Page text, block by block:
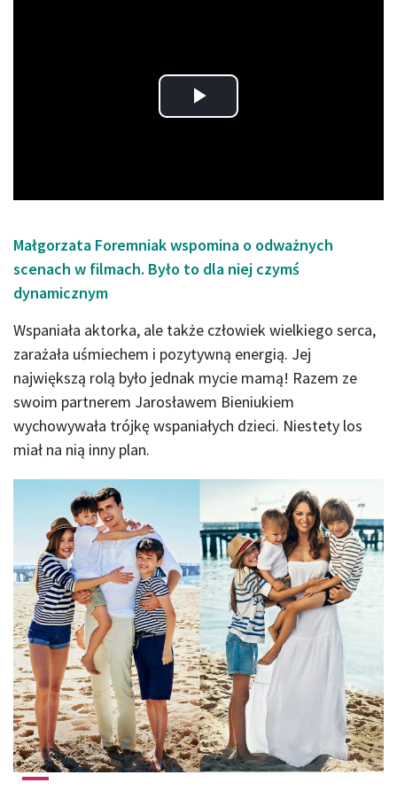
Play
Małgorzata Foremniak wspomina o odważnych
scenach w filmach. Było to dla niej czymś
dynamicznym
Wspaniała aktorka, ale także człowiek wielkiego serca,
zarażała uśmiechem i pozytywną energią. Jej
największą rolą było jednak mycie mamą! Razem ze
swoim partnerem Jarosławem Bieniukiem
wychowywała trójkę wspaniałych dzieci. Niestety los
miał na nią inny plan.